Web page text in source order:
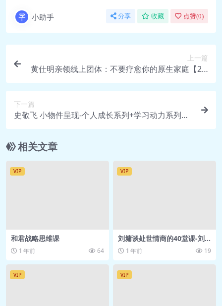
好的感觉.mp3
觉.mp4
🎵 21第四课 练习：体验身体智慧的运
🎥 22共同练习：道本一气自然游
🎥 23第五课 我们如何创造了自己的“现
坏对错&发现自己的美德.mp3
🎥 26第六课 从源头消除让你停滞不前的信
🎵 27第六课 冥想（中文版）：觉察呼吸，
小助手 分享 收藏 点赞(0)
上一篇
黄仕明亲领线上团体：不要疗愈你的原生家庭【2.5
下一篇
史敬飞 小物件呈现-个人成长系列+学习动力系列
相关文章
VIP
和君战略思维课
1 年前 64
VIP
刘墉谈处世情商的40堂课-刘
墉谈处世情商，让你读透人
性、看懂社会、强大自己
1 年前 19
VIP VIP